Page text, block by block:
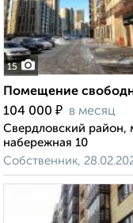
15
Помещение
104 000 ₽ в месяц
Свердловский
набережная 10
Собственник,